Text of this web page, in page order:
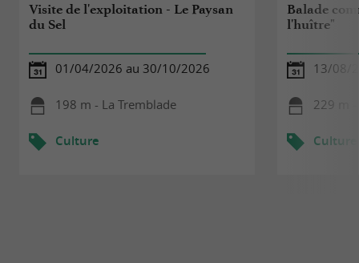
Visite de l'exploitation - Le Paysan
du Sel
01/04/2026 au 30/10/2026
198 m - La Tremblade
Culture
Balade
l'huître"
13/08/
229 m -
Culture